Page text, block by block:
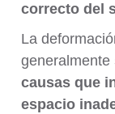
correcto del
La
generalmente
causas que
espacio